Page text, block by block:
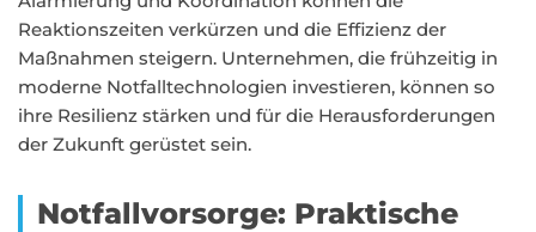
Reaktionszeiten verkürzen und die Effizienz der
Maßnahmen steigern. Unternehmen, die frühzeitig in
moderne Notfalltechnologien investieren, können so
ihre Resilienz stärken und für die Herausforderungen
der Zukunft gerüstet sein.
Notfallvorsorge: Praktische